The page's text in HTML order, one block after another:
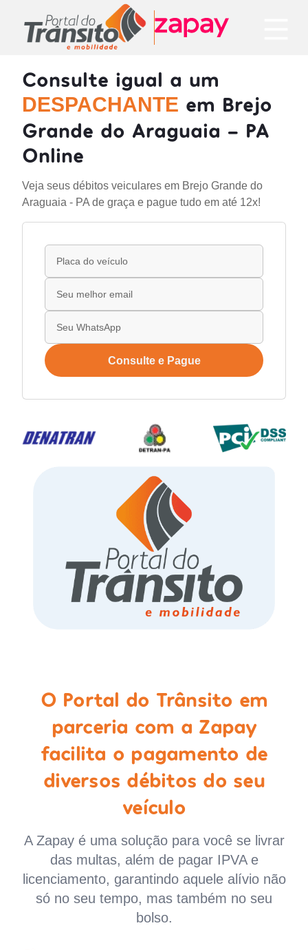
Consulte igual a um
DESPACHANTE em Brejo
Grande do Araguaia - PA
Online
Veja seus débitos veiculares em Brejo Grande do
Araguaia - PA de graça e pague tudo em até 12x!
Consulte e Pague
O Portal do Trânsito em
parceria com a Zapay
facilita o pagamento de
diversos débitos do seu
veículo
A Zapay é uma solução para você se livrar
das multas, além de pagar IPVA e
licenciamento, garantindo aquele alívio não
só no seu tempo, mas também no seu
bolso.